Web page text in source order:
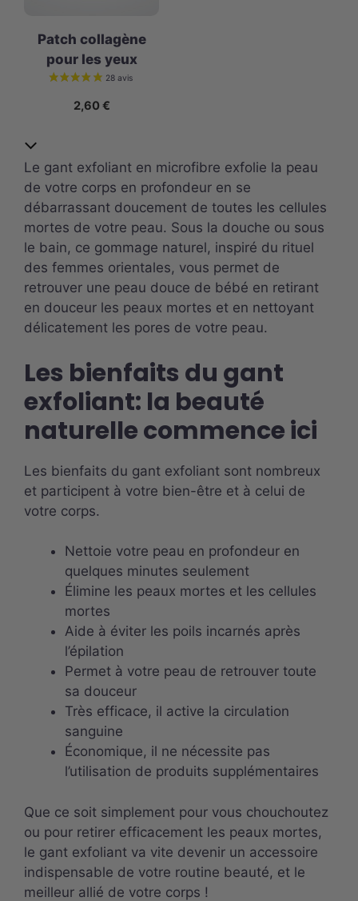
Patch collagène
pour les yeux
2,60 €
Le gant exfoliant en microfibre exfolie la peau
de votre corps en profondeur en se
débarrassant doucement de toutes les cellules
mortes de votre peau. Sous la douche ou sous
le bain, ce gommage naturel, inspiré du rituel
des femmes orientales, vous permet de
retrouver une peau douce de bébé en retirant
en douceur les peaux mortes et en nettoyant
délicatement les pores de votre peau.
Les bienfaits du gant
exfoliant: la beauté
naturelle commence ici
Les bienfaits du gant exfoliant sont nombreux
et participent à votre bien-être et à celui de
votre corps.
Nettoie votre peau en profondeur en
quelques minutes seulement
Élimine les peaux mortes et les cellules
mortes
Aide à éviter les poils incarnés après
l’épilation
Permet à votre peau de retrouver toute
sa douceur
Très efficace, il active la circulation
sanguine
Économique, il ne nécessite pas
l’utilisation de produits supplémentaires
Que ce soit simplement pour vous chouchoutez
ou pour retirer efficacement les peaux mortes,
le gant exfoliant va vite devenir un accessoire
indispensable de votre routine beauté, et le
meilleur allié de votre corps !